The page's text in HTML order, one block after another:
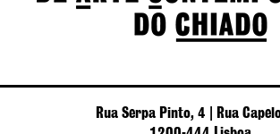
Rua Serpa Pinto, 4 | Rua